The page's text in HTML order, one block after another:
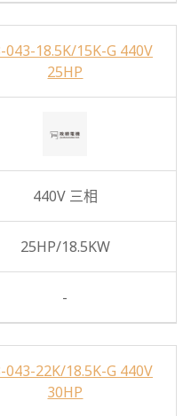
043-18.5K/15K-G 440V
25HP
440V 三相
25HP/18.5KW
-
043-22K/18.5K-G 440V
30HP